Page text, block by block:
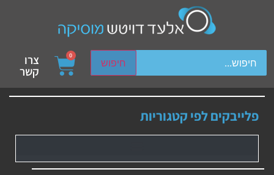
חיפוש
device users, explore by touch or with swipe gestures.
0 צרו
קשר
פלייבקים לפי קטגוריות